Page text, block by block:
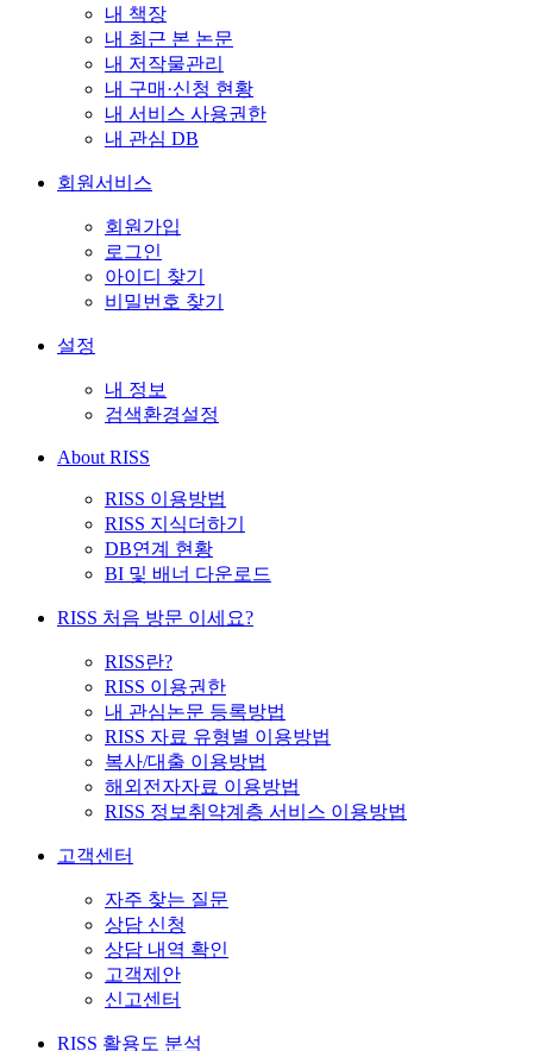
내 책장
내 최근 본 논문
내 저작물관리
내 구매·신청 현황
내 서비스 사용권한
내 관심 DB
회원서비스
회원가입
로그인
아이디 찾기
비밀번호 찾기
설정
내 정보
검색환경설정
About RISS
RISS 이용방법
RISS 지식더하기
DB연계 현황
BI 및 배너 다운로드
RISS 처음 방문 이세요?
RISS란?
RISS 이용권한
내 관심논문 등록방법
RISS 자료 유형별 이용방법
복사/대출 이용방법
해외전자자료 이용방법
RISS 정보취약계층 서비스 이용방법
고객센터
자주 찾는 질문
상담 신청
상담 내역 확인
고객제안
신고센터
RISS 활용도 분석